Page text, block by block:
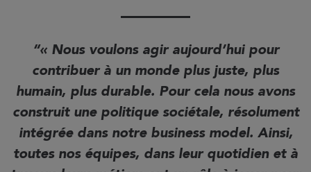
« Nous voulons agir aujourd’hui pour
contribuer à un monde plus juste, plus
humain, plus durable. Pour cela nous avons
construit une politique sociétale, résolument
intégrée dans notre business model. Ainsi,
toutes nos équipes, dans leur quotidien et à